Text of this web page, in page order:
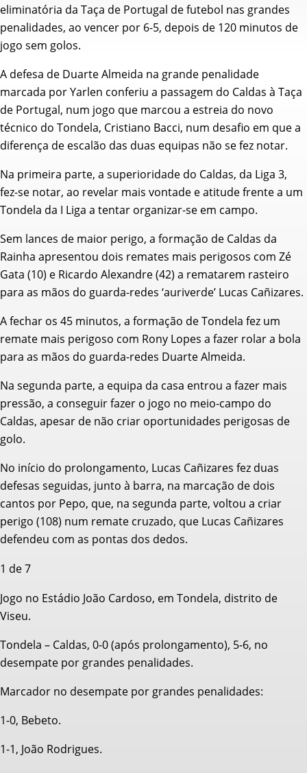
eliminatória da Taça de Portugal de futebol nas grandes
penalidades, ao vencer por 6-5, depois de 120 minutos de
jogo sem golos.
A defesa de Duarte Almeida na grande penalidade
marcada por Yarlen conferiu a passagem do Caldas à Taça
de Portugal, num jogo que marcou a estreia do novo
técnico do Tondela, Cristiano Bacci, num desafio em que a
diferença de escalão das duas equipas não se fez notar.
Na primeira parte, a superioridade do Caldas, da Liga 3,
fez-se notar, ao revelar mais vontade e atitude frente a um
Tondela da I Liga a tentar organizar-se em campo.
Sem lances de maior perigo, a formação de Caldas da
Rainha apresentou dois remates mais perigosos com Zé
Gata (10) e Ricardo Alexandre (42) a rematarem rasteiro
para as mãos do guarda-redes ‘auriverde’ Lucas Cañizares.
A fechar os 45 minutos, a formação de Tondela fez um
remate mais perigoso com Rony Lopes a fazer rolar a bola
para as mãos do guarda-redes Duarte Almeida.
Na segunda parte, a equipa da casa entrou a fazer mais
pressão, a conseguir fazer o jogo no meio-campo do
Caldas, apesar de não criar oportunidades perigosas de
golo.
No início do prolongamento, Lucas Cañizares fez duas
defesas seguidas, junto à barra, na marcação de dois
cantos por Pepo, que, na segunda parte, voltou a criar
perigo (108) num remate cruzado, que Lucas Cañizares
defendeu com as pontas dos dedos.
1 de 7
Jogo no Estádio João Cardoso, em Tondela, distrito de
Viseu.
Tondela – Caldas, 0-0 (após prolongamento), 5-6, no
desempate por grandes penalidades.
Marcador no desempate por grandes penalidades:
1-0, Bebeto.
1-1, João Rodrigues.